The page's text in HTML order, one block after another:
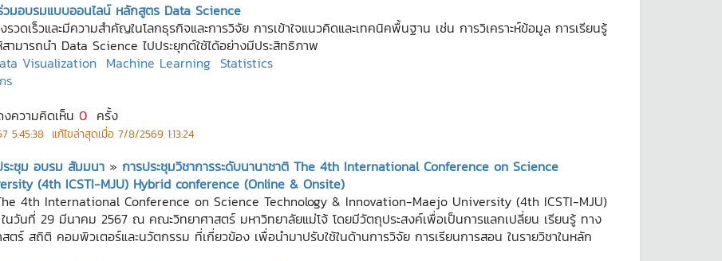
วมอบรมแบบออนไลน์ หลักสูตร Data Science
วดเร็วและมีความสำคัญในโลกธุรกิจและการวิจัย การเข้าใจแนวคิดและเทคนิคพื้นฐาน เช่น การวิเคราะห์ข้อมูล การเรียนรู้
ามารถนำ Data Science ไปประยุกต์ใช้ได้อย่างมีประสิทธิภาพ
Visualization Machine Learning Statistics
ร
ความคิดเห็น 0 ครั้ง
5:45:38 แก้ไขล่าสุดเมื่อ 7/8/2569 1:13:24
ระชุม อบรม สัมมนา » การประชุมวิชาการระดับนานาชาติ The 4th International Conference on Science
(4th ICSTI-MJU) Hybrid conference (Online & Onsite)
The 4th International Conference on Science Technology & Innovation-Maejo University (4th ICSTI-MJU)
วันที่ 29 มีนาคม 2567 ณ คณะวิทยาศาสตร์ มหาวิทยาลัยแม่โจ้ โดยมีวัตถุประสงค์เพื่อเป็นการแลกเปลี่ยน เรียนรู้ ทาง
ร์ สถิติ คอมพิวเตอร์และนวัตกรรม ที่เกี่ยวข้อง เพื่อนำมาปรับใช้ในด้านการวิจัย การเรียนการสอน ในรายวิชาในหลัก